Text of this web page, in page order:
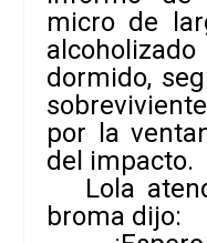
micro de
dormido,
por la
del impacto.
Lola
broma dijo: